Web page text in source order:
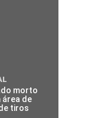
morto
área de
tiros